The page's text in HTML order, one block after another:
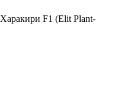
Харакири F1 (Elit Plant-